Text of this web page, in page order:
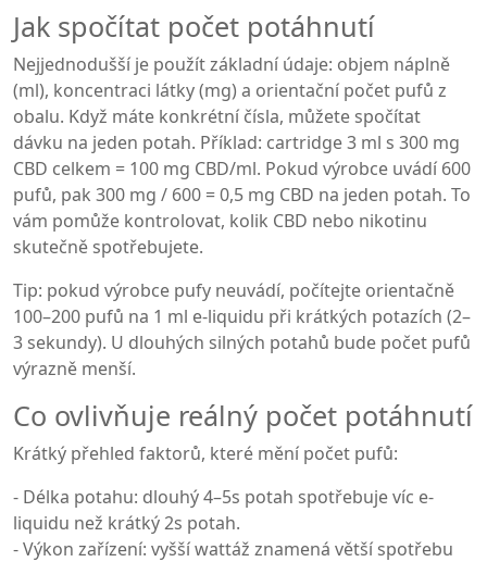
Jak spočítat počet potáhnutí
Nejjednodušší je použít základní údaje: objem náplně
(ml), koncentraci látky (mg) a orientační počet pufů z
obalu. Když máte konkrétní čísla, můžete spočítat
dávku na jeden potah. Příklad: cartridge 3 ml s 300 mg
CBD celkem = 100 mg CBD/ml. Pokud výrobce uvádí 600
pufů, pak 300 mg / 600 = 0,5 mg CBD na jeden potah. To
vám pomůže kontrolovat, kolik CBD nebo nikotinu
skutečně spotřebujete.
Tip: pokud výrobce pufy neuvádí, počítejte orientačně
100–200 pufů na 1 ml e-liquidu při krátkých potazích (2–
3 sekundy). U dlouhých silných potahů bude počet pufů
výrazně menší.
Co ovlivňuje reálný počet potáhnutí
Krátký přehled faktorů, které mění počet pufů:
- Délka potahu: dlouhý 4–5s potah spotřebuje víc e-
liquidu než krátký 2s potah.
- Výkon zařízení: vyšší wattáž znamená větší spotřebu